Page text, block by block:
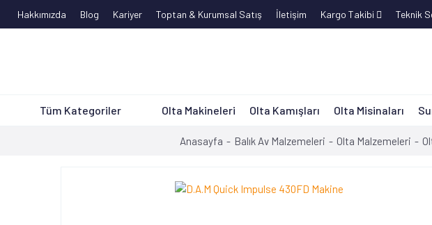
Hakkımızda Blog Kariyer Toptan & Kurumsal Satış İletişim Kargo Takibi Teknik
Tüm Kategoriler Olta Makineleri Olta Kamışları Olta Misinaları
Anasayfa Balık Av Malzemeleri Olta Malzemeleri